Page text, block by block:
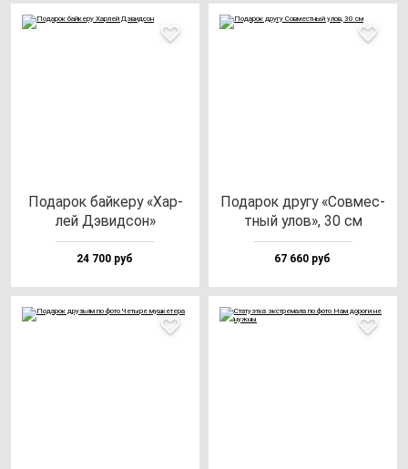
Пода­рок бай­ке­ру «Хар­
лей Дэвид­сон»
24 700 руб
Пода­рок дру­гу «Сов­мес­
тный улов», 30 см
67 660 руб